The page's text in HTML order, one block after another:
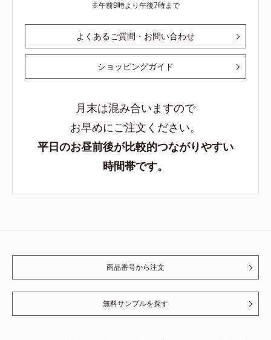
午前9時より午後7時まで
よくあるご質問・お問い合わせ
ショッピングガイド
月末は混み合いますので
お早めにご注文ください。
平日のお昼前後が比較的つながりやすい
時間帯です。
商品番号から注文
無料サンプルを探す